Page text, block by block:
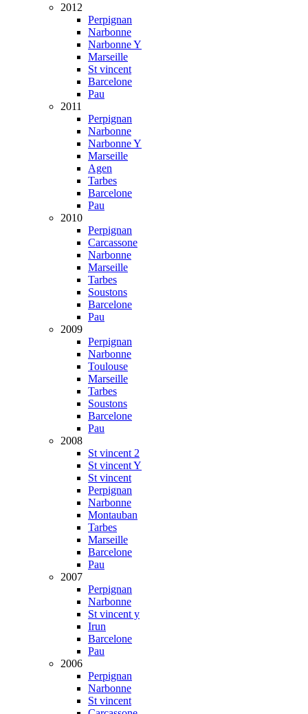
2012
Perpignan
Narbonne
Narbonne Y
Marseille
St vincent
Barcelone
Pau
2011
Perpignan
Narbonne
Narbonne Y
Marseille
Agen
Tarbes
Barcelone
Pau
2010
Perpignan
Carcassone
Narbonne
Marseille
Tarbes
Soustons
Barcelone
Pau
2009
Perpignan
Narbonne
Toulouse
Marseille
Tarbes
Soustons
Barcelone
Pau
2008
St vincent 2
St vincent Y
St vincent
Perpignan
Narbonne
Montauban
Tarbes
Marseille
Barcelone
Pau
2007
Perpignan
Narbonne
St vincent y
Irun
Barcelone
Pau
2006
Perpignan
Narbonne
St vincent